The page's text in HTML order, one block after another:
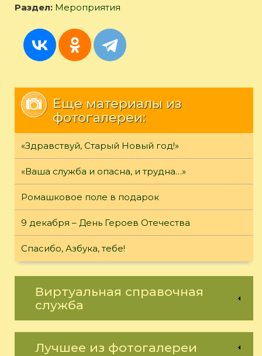
Раздел: Мероприятия
Еще материалы из
фотогалереи:
«Здравствуй, Старый Новый год!»
«Ваша служба и опасна, и трудна…»
Ромашковое поле в подарок
9 декабря – День Героев Отечества
Спасибо, Азбука, тебе!
Виртуальная справочная
служба
Лучшее из фотогалереи